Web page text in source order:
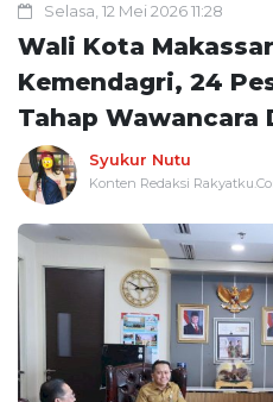
Selasa, 12 Mei 2026 11:28
Wali Kota
Kemendagri, 24
Tahap Wawancara
Syukur Nutu
Konten Redaksi